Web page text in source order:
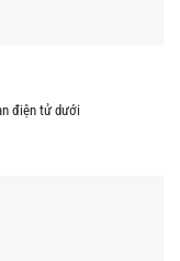
điện tử dưới